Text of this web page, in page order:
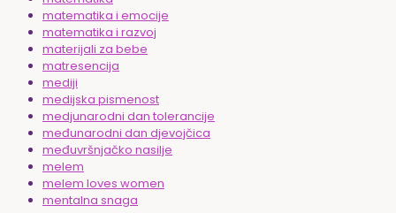
matematika i emocije
matematika i razvoj
materijali za bebe
matresencija
mediji
medijska pismenost
medjunarodni dan tolerancije
međunarodni dan djevojčica
međuvršnjačko nasilje
melem
melem loves women
mentalna snaga